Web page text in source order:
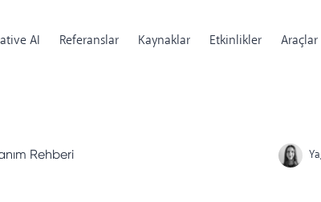
AI Referanslar Kaynaklar Etkinlikler Araçlar
Rehberi